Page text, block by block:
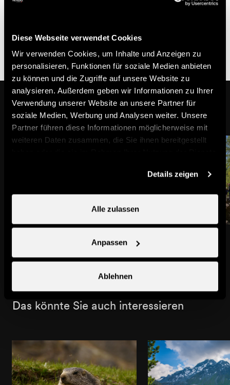
Diese Webseite verwendet Cookies
Wir verwenden Cookies, um Inhalte und Anzeigen zu
personalisieren, Funktionen für soziale Medien anbieten
zu können und die Zugriffe auf unsere Website zu
analysieren. Außerdem geben wir Informationen zu Ihrer
Verwendung unserer Website an unsere Partner für
soziale Medien, Werbung und Analysen weiter. Unsere
Partner führen diese Informationen möglicherweise mit
weiteren Daten zusammen, die Sie ihnen bereitgestellt
Details zeigen
Alle zulassen
Anpassen
Ablehnen
Uhr (nur per E-Mail)
vorher bei Nendaz Tourismus anmelden.
In der Nähe
Das könnte Sie auch interessieren